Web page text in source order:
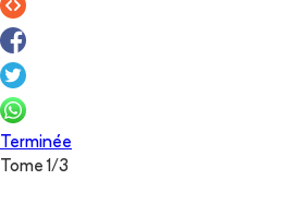
Terminée
Tome1/3